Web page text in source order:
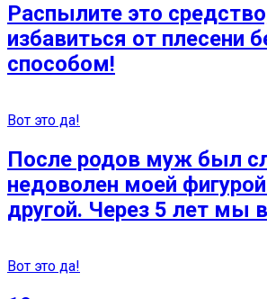
Распылите это
избавиться от плесени
способом!
Вот это да!
После родов муж был
недоволен моей
другой. Через 5 лет мы
Вот это да!